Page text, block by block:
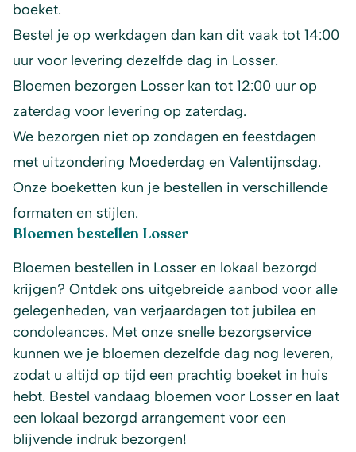
boeket.
Bestel je op werkdagen dan kan dit vaak tot 14:00
uur voor levering dezelfde dag in Losser.
Bloemen bezorgen Losser kan tot 12:00 uur op
zaterdag voor levering op zaterdag.
We bezorgen niet op zondagen en feestdagen
met uitzondering Moederdag en Valentijnsdag.
Onze boeketten kun je bestellen in verschillende
formaten en stijlen.
Bloemen bestellen Losser
Bloemen bestellen in Losser en lokaal bezorgd
krijgen? Ontdek ons uitgebreide aanbod voor alle
gelegenheden, van verjaardagen tot jubilea en
condoleances. Met onze snelle bezorgservice
kunnen we je bloemen dezelfde dag nog leveren,
zodat u altijd op tijd een prachtig boeket in huis
hebt. Bestel vandaag bloemen voor Losser en laat
een lokaal bezorgd arrangement voor een
blijvende indruk bezorgen!